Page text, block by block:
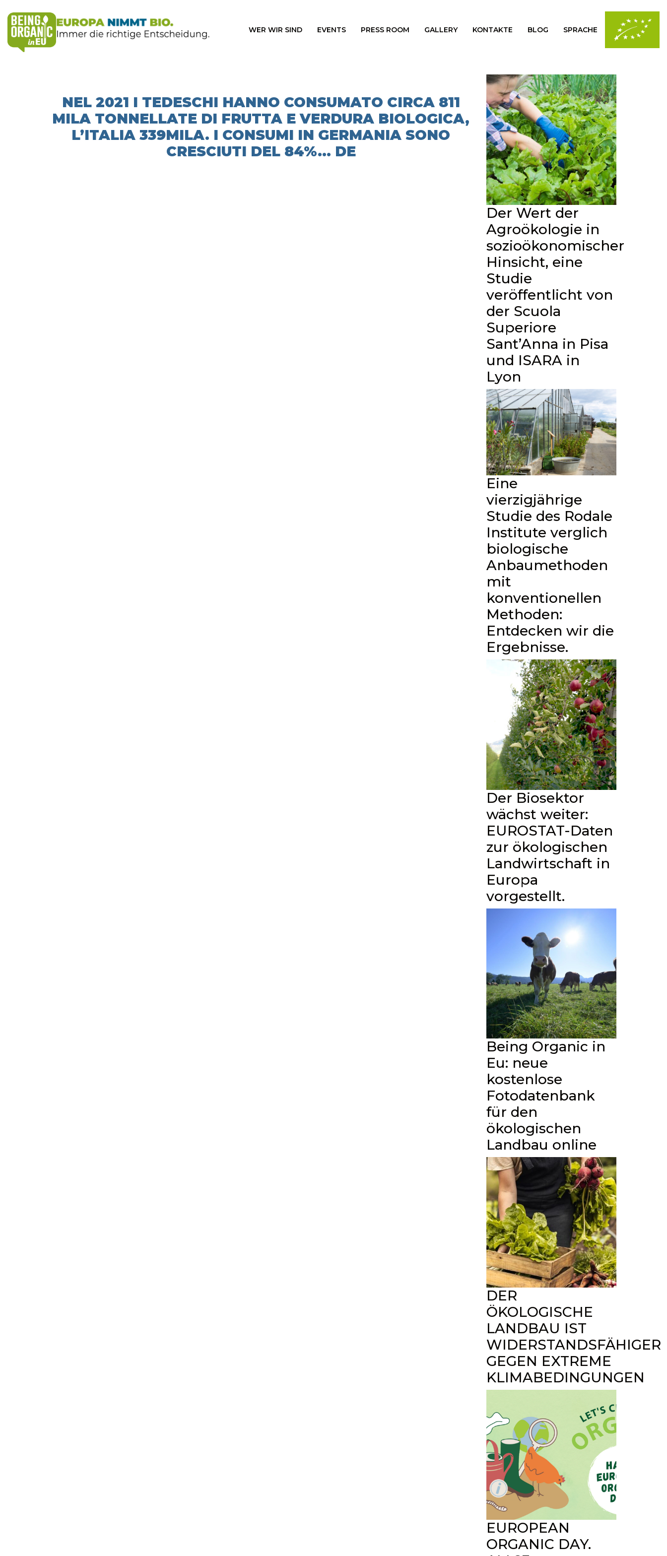
WER WIR SIND EVENTS PRESS ROOM GALLERY KONTAKTE BLOG SPRACHE
NEL 2021 I TEDESCHI HANNO CONSUMATO CIRCA 811
MILA TONNELLATE DI FRUTTA E VERDURA BIOLOGICA,
L’ITALIA 339MILA. I CONSUMI IN GERMANIA SONO
CRESCIUTI DEL 84%… DE
Der Wert der
Agroökologie in
sozioökonomischer
Hinsicht, eine
Studie
veröffentlicht von
der Scuola
Superiore
Sant’Anna in Pisa
und ISARA in
Lyon
Eine
vierzigjährige
Studie des Rodale
Institute verglich
biologische
Anbaumethoden
mit
konventionellen
Methoden:
Entdecken wir die
Ergebnisse.
Der Biosektor
wächst weiter:
EUROSTAT-Daten
zur ökologischen
Landwirtschaft in
Europa
vorgestellt.
Being Organic in
Eu: neue
kostenlose
Fotodatenbank
für den
ökologischen
Landbau online
DER
ÖKOLOGISCHE
LANDBAU IST
WIDERSTANDSFÄHIGER
GEGEN EXTREME
KLIMABEDINGUNGEN
EUROPEAN
ORGANIC DAY.